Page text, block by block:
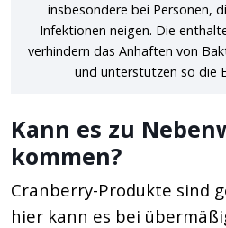
insbesondere bei Personen,
Infektionen neigen. Die
verhindern das Anhaften von
und unterstützen so die
Kann es zu
kommen?
Cranberry-Produkte sind
hier kann es bei